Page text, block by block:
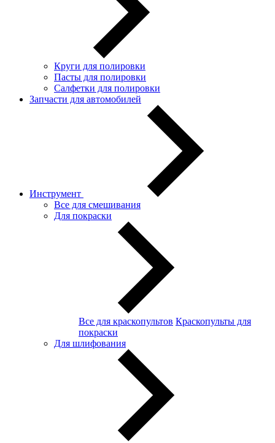
Круги для полировки
Пасты для полировки
Салфетки для полировки
Запчасти для автомобилей
Инструмент
Все для смешивания
Для покраски
Все для краскопультов Краскопульты для
покраски
Для шлифования